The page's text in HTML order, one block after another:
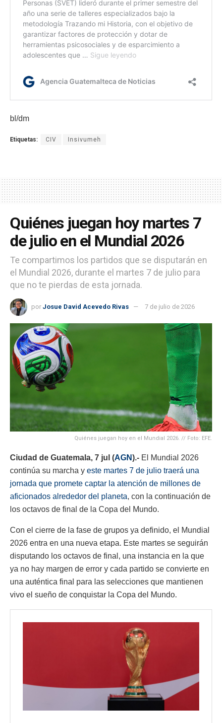
bl/dm
Etiquetas: CIV Insivumeh
Quiénes juegan hoy martes 7
de julio en el Mundial 2026
Te compartimos los partidos que se disputarán en
el Mundial 2026, durante el martes 7 de julio para
que no te pierdas de esta jornada.
por Josue David Acevedo Rivas 7 de julio de 2026
Quiénes juegan hoy en el Mundial 2026. // Foto: EFE.
Ciudad de Guatemala, 7 jul (AGN).- El Mundial 2026
continúa su marcha y este martes 7 de julio traerá una
jornada que promete captar la atención de millones de
aficionados alrededor del planeta, con la continuación de
los octavos de final de la Copa del Mundo.
Con el cierre de la fase de grupos ya definido, el Mundial
2026 entra en una nueva etapa. Este martes se seguirán
disputando los octavos de final, una instancia en la que
ya no hay margen de error y cada partido se convierte en
una auténtica final para las selecciones que mantienen
vivo el sueño de conquistar la Copa del Mundo.